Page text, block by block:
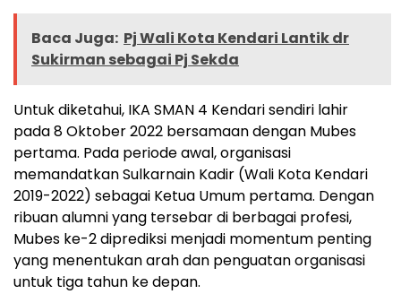
Baca Juga: Pj Wali Kota Kendari Lantik dr
Sukirman sebagai Pj Sekda
Untuk diketahui, IKA SMAN 4 Kendari sendiri lahir
pada 8 Oktober 2022 bersamaan dengan Mubes
pertama. Pada periode awal, organisasi
memandatkan Sulkarnain Kadir (Wali Kota Kendari
2019-2022) sebagai Ketua Umum pertama. Dengan
ribuan alumni yang tersebar di berbagai profesi,
Mubes ke-2 diprediksi menjadi momentum penting
yang menentukan arah dan penguatan organisasi
untuk tiga tahun ke depan.